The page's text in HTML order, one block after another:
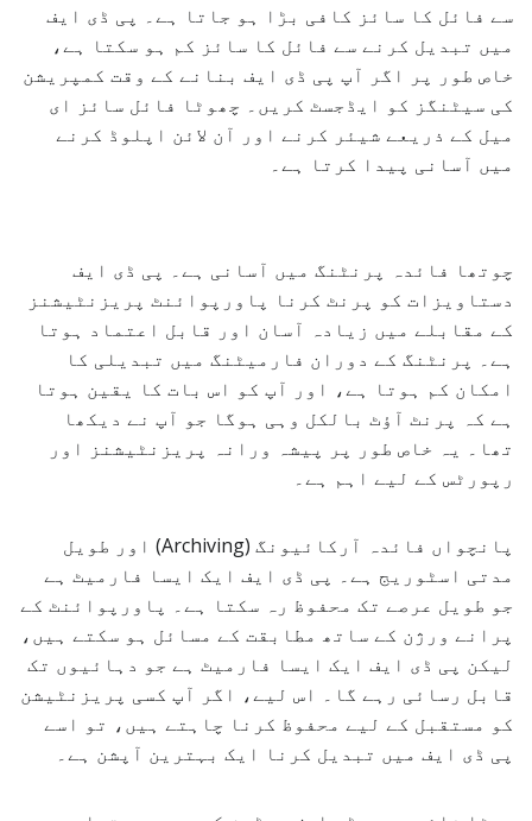
سے فائل کا سائز کافی بڑا ہو جاتا ہے۔ پی ڈی ایف
میں تبدیل کرنے سے فائل کا سائز کم ہو سکتا ہے،
خاص طور پر اگر آپ پی ڈی ایف بنانے کے وقت کمپریشن
کی سیٹنگز کو ایڈجسٹ کریں۔ چھوٹا فائل سائز ای
میل کے ذریعے شیئر کرنے اور آن لائن اپلوڈ کرنے
میں آسانی پیدا کرتا ہے۔
چوتھا فائدہ پرنٹنگ میں آسانی ہے۔ پی ڈی ایف
دستاویزات کو پرنٹ کرنا پاورپوائنٹ پریزنٹیشنز
کے مقابلے میں زیادہ آسان اور قابل اعتماد ہوتا
ہے۔ پرنٹنگ کے دوران فارمیٹنگ میں تبدیلی کا
امکان کم ہوتا ہے، اور آپ کو اس بات کا یقین ہوتا
ہے کہ پرنٹ آؤٹ بالکل وہی ہوگا جو آپ نے دیکھا
تھا۔ یہ خاص طور پر پیشہ ورانہ پریزنٹیشنز اور
رپورٹس کے لیے اہم ہے۔
پانچواں فائدہ آرکائیونگ (Archiving) اور طویل
مدتی اسٹوریج ہے۔ پی ڈی ایف ایک ایسا فارمیٹ ہے
جو طویل عرصے تک محفوظ رہ سکتا ہے۔ پاورپوائنٹ کے
پرانے ورژن کے ساتھ مطابقت کے مسائل ہو سکتے ہیں،
لیکن پی ڈی ایف ایک ایسا فارمیٹ ہے جو دہائیوں تک
قابل رسائی رہے گا۔ اس لیے، اگر آپ کسی پریزنٹیشن
کو مستقبل کے لیے محفوظ کرنا چاہتے ہیں، تو اسے
پی ڈی ایف میں تبدیل کرنا ایک بہترین آپشن ہے۔